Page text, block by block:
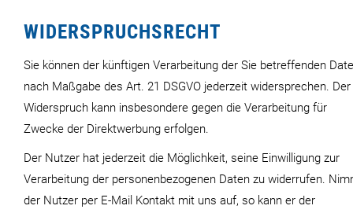
WIDERSPRUCHSRECHT
Sie können der künftigen Verarbeitung der Sie betreffenden
nach Maßgabe des Art. 21 DSGVO jederzeit widersprechen. Der
Widerspruch kann insbesondere gegen die Verarbeitung für
Zwecke der Direktwerbung erfolgen.
Der Nutzer hat jederzeit die Möglichkeit, seine Einwilligung zur
Verarbeitung der personenbezogenen Daten zu widerrufen.
der Nutzer per E-Mail Kontakt mit uns auf, so kann er der